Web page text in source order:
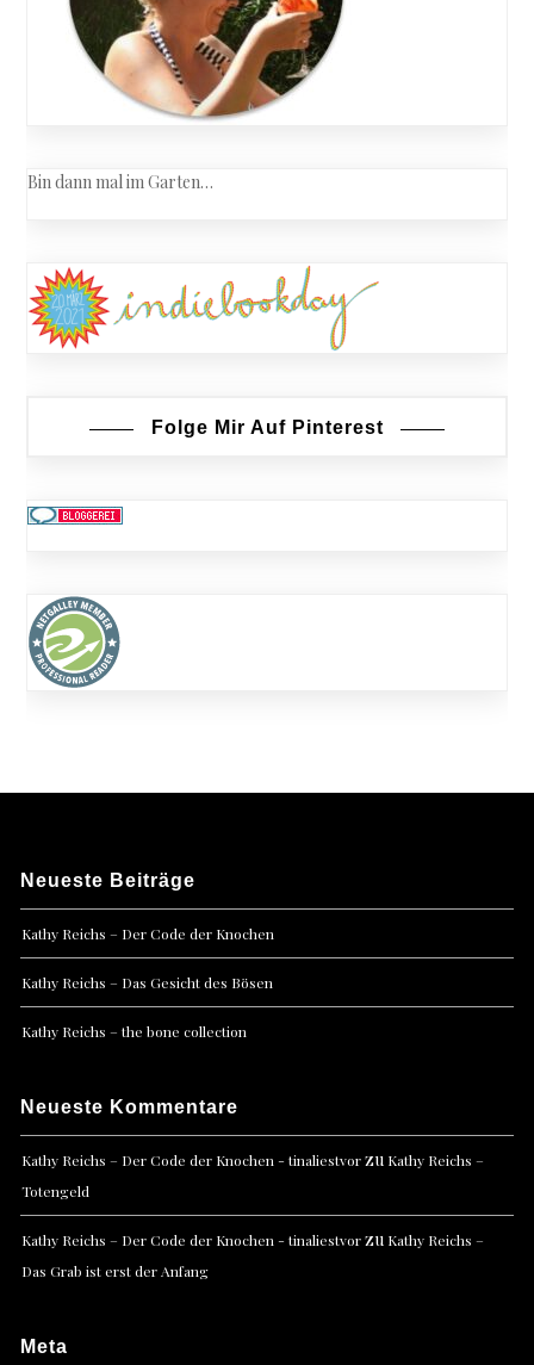
Bin dann mal im Garten…
Folge Mir Auf Pinterest
Neueste Beiträge
Kathy Reichs – Der Code der Knochen
Kathy Reichs – Das Gesicht des Bösen
Kathy Reichs – the bone collection
Neueste Kommentare
Kathy Reichs – Der Code der Knochen - tinaliestvorzu Kathy Reichs –
Totengeld
Kathy Reichs – Der Code der Knochen - tinaliestvorzu Kathy Reichs –
Das Grab ist erst der Anfang
Meta